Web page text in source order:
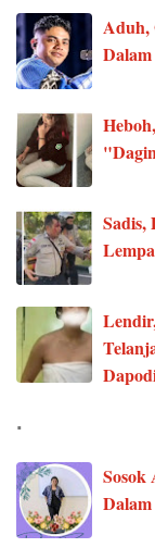
Aduh,
Sadis,
.